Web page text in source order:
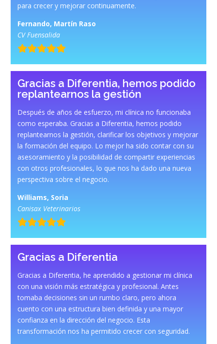
para crecer y mejorar continuamente.
Fernando, Martín Raso
CV Fuensalida
Gracias a Diferentia, hemos podido
replantearnos la gestión
Después de años de esfuerzo, mi clínica no funcionaba
como esperaba. Gracias a Diferentia, hemos podido
replantearnos la gestión, clarificar los objetivos y mejorar
la formación del equipo. Lo mejor ha sido contar con su
asesoramiento y la posibilidad de compartir experiencias
con otros profesionales, lo que nos ha dado una nueva
perspectiva sobre el negocio.
Williams, Soria
Canisax Veterinarios
Gracias a Diferentia
Gracias a Diferentia, he aprendido a gestionar mi clínica
con una visión más estratégica y profesional. Antes
tomaba decisiones sin un rumbo claro, pero ahora
cuento con una estructura bien definida y una mayor
confianza en la dirección del negocio. Esta
transformación nos ha permitido crecer con seguridad.